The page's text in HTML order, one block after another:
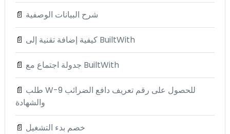
📄 شرح البيانات الوصفية
📄 كيفية إضافة تقنية إلى BuiltWith
📄 جدولة اجتماع مع BuiltWith
📄 طلب W-9 للحصول على رقم تعريف دافع الضرائب
والشهادة
📄 خصم بدء التشغيل